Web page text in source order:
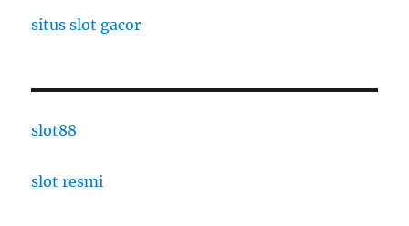
situs slot gacor
slot88
slot resmi